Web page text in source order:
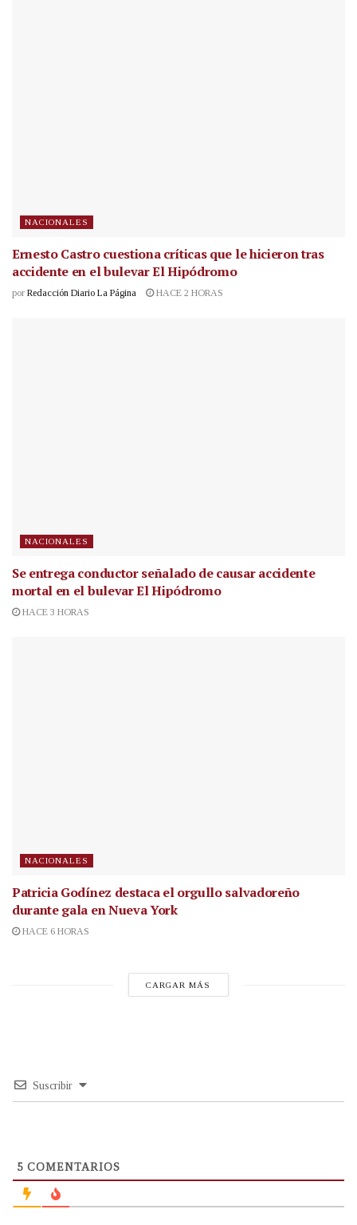
NACIONALES
Ernesto Castro cuestiona críticas que le hicieron tras
accidente en el bulevar El Hipódromo
por Redacción Diario La Página HACE 2 HORAS
NACIONALES
Se entrega conductor señalado de causar accidente
mortal en el bulevar El Hipódromo
HACE 3 HORAS
NACIONALES
Patricia Godínez destaca el orgullo salvadoreño
durante gala en Nueva York
HACE 6 HORAS
CARGAR MÁS
Suscribir
5 COMENTARIOS